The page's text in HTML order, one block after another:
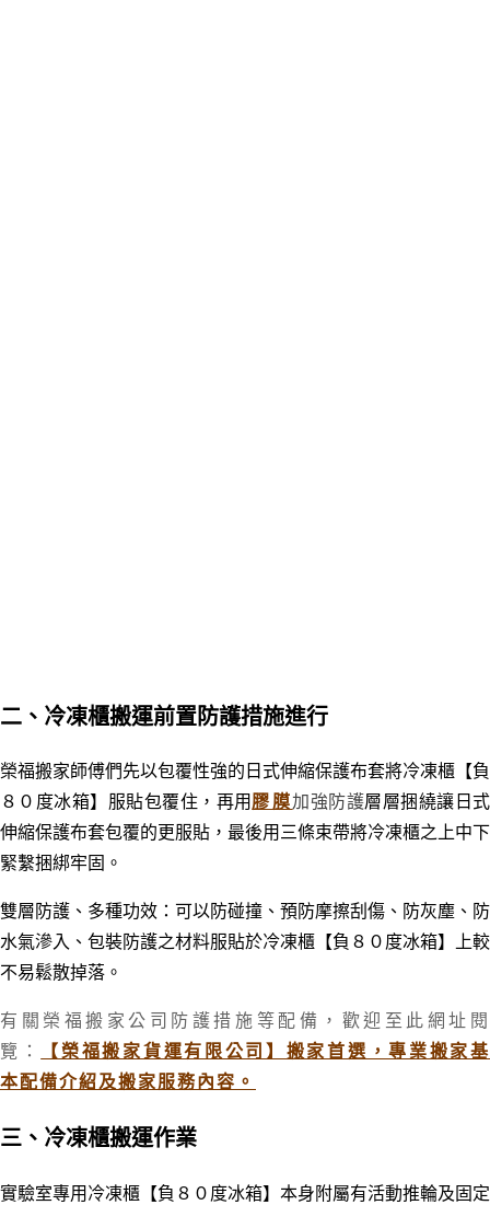
二 、冷凍櫃搬運前置防護措施進行
榮福搬家師傅們先以包覆性強的日式伸縮保護布套將冷凍櫃【負
８０度冰箱】 服貼包覆住，再用 膠膜加強防護層層捆繞讓日式
伸縮保護布套包覆的更服貼，最後用三條束帶將冷凍櫃之上中下
緊繫捆綁牢固。
雙層防護、多種功效：可以防碰撞、預防摩擦刮傷、防灰塵、防
水氣滲入、包裝防護之材料服貼於冷凍櫃【負８０度冰箱】
上較
不易鬆散掉落。
有關榮福搬家公司防護措施等配備， 歡迎至此網址閱
覽：
【榮福搬家貨運有限公司】搬家首選，專業搬家基
本配備介紹及搬家服務內容。
三 、冷凍櫃搬運作業
實驗室專用 冷凍櫃【負８０度冰箱】 本身附屬有活動推輪及固定